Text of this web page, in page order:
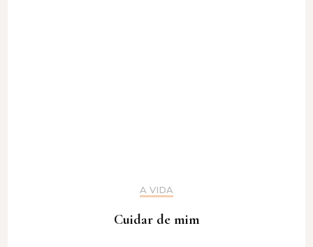
A VIDA
Cuidar de mim